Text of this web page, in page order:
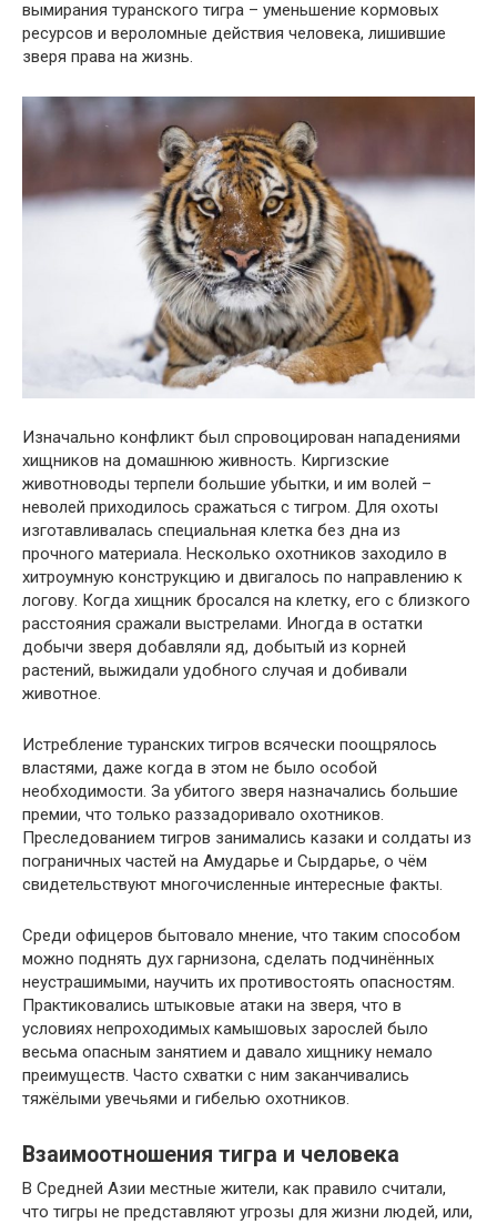
вымирания туранского тигра – уменьшение кормовых
ресурсов и вероломные действия человека, лишившие
зверя права на жизнь.
Изначально конфликт был спровоцирован нападениями
хищников на домашнюю живность. Киргизские
животноводы терпели большие убытки, и им волей –
неволей приходилось сражаться с тигром. Для охоты
изготавливалась специальная клетка без дна из
прочного материала. Несколько охотников заходило в
хитроумную конструкцию и двигалось по направлению к
логову. Когда хищник бросался на клетку, его с близкого
расстояния сражали выстрелами. Иногда в остатки
добычи зверя добавляли яд, добытый из корней
растений, выжидали удобного случая и добивали
животное.
Истребление туранских тигров всячески поощрялось
властями, даже когда в этом не было особой
необходимости. За убитого зверя назначались большие
премии, что только раззадоривало охотников.
Преследованием тигров занимались казаки и солдаты из
пограничных частей на Амударье и Сырдарье, о чём
свидетельствуют многочисленные интересные факты.
Среди офицеров бытовало мнение, что таким способом
можно поднять дух гарнизона, сделать подчинённых
неустрашимыми, научить их противостоять опасностям.
Практиковались штыковые атаки на зверя, что в
условиях непроходимых камышовых зарослей было
весьма опасным занятием и давало хищнику немало
преимуществ. Часто схватки с ним заканчивались
тяжёлыми увечьями и гибелью охотников.
Взаимоотношения тигра и человека
В Средней Азии местные жители, как правило считали,
что тигры не представляют угрозы для жизни людей, или,